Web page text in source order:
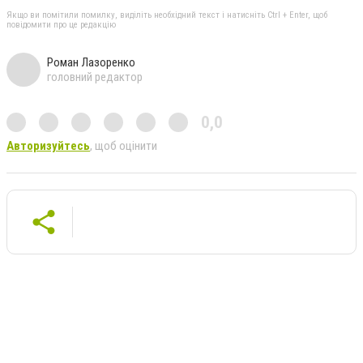
Якщо ви помітили помилку, виділіть необхідний текст і натисніть Ctrl + Enter, щоб
повідомити про це редакцію
Роман Лазоренко
головний редактор
0,0
Авторизуйтесь, щоб оцінити